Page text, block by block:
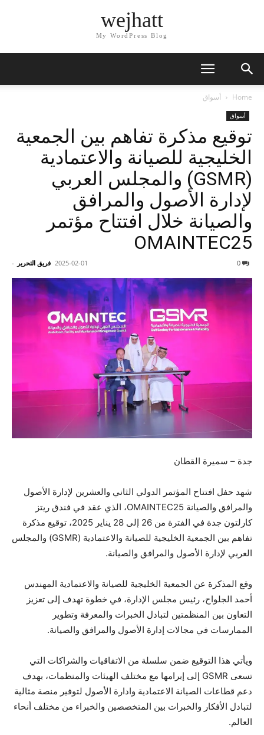
wejhatt
My WordPress Blog
Home أسواق
أسواق
توقيع مذكرة تفاهم بين الجمعية
الخليجية للصيانة والاعتمادية
(GSMR) والمجلس العربي
لإدارة الأصول والمرافق
والصيانة خلال افتتاح مؤتمر
فريق التحرير - 2025-02-01
جدة – سميرة القطان
شهد حفل افتتاح المؤتمر الدولي الثاني والعشرين لإدارة الأصول
والمرافق والصيانة ⁧OMAINTEC25⁩، الذي عقد في فندق ريتز
كارلتون جدة في الفترة من 26 إلى 28 يناير 2025، توقيع مذكرة
تفاهم بين الجمعية الخليجية للصيانة والاعتمادية (GSMR) والمجلس
العربي لإدارة الأصول والمرافق والصيانة.
وقع المذكرة عن الجمعية الخليجية للصيانة والاعتمادية المهندس
أحمد الجلواح، رئيس مجلس الإدارة، في خطوة تهدف إلى تعزيز
التعاون بين المنظمتين لتبادل الخبرات والمعرفة وتطوير
الممارسات في مجالات إدارة الأصول والمرافق والصيانة.
ويأتي هذا التوقيع ضمن سلسلة من الاتفاقيات والشراكات التي
تسعى GSMR إلى إبرامها مع مختلف الهيئات والمنظمات، بهدف
دعم قطاعات الصيانة الاعتمادية وادارة الأصول لتوفير منصة مثالية
لتبادل الأفكار والخبرات بين المتخصصين والخبراء من مختلف أنحاء
العالم.